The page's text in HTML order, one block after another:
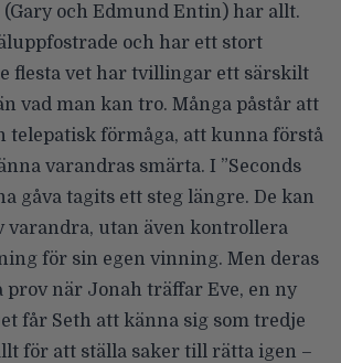
(Gary och Edmund Entin) har allt.
och har ett stort
flesta vet har tvillingar ett särskilt
vad man kan tro. Många påstår att
telepatisk förmåga, att kunna förstå
varandras smärta. I ”Seconds
gåva tagits ett steg längre. De kan
varandra, utan även kontrollera
för sin egen vinning. Men deras
prov när Jonah träffar Eve, en ny
får Seth att känna sig som tredje
för att ställa saker till rätta igen –